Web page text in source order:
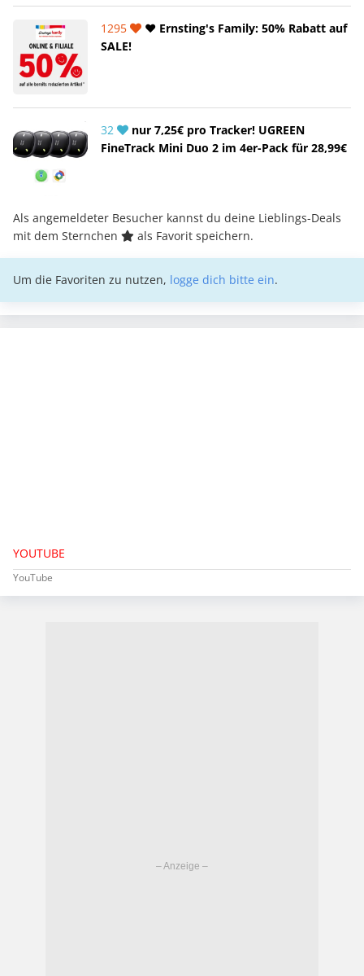
1295
❤️ Ernsting's Family: 50% Rabatt auf
SALE!
32
nur 7,25€ pro Tracker! UGREEN
FineTrack Mini Duo 2 im 4er-Pack für 28,99€
Als angemeldeter Besucher kannst du deine Lieblings-Deals
mit dem Sternchen
als Favorit speichern.
Um die Favoriten zu nutzen, logge dich bitte ein.
YOUTUBE
YouTube